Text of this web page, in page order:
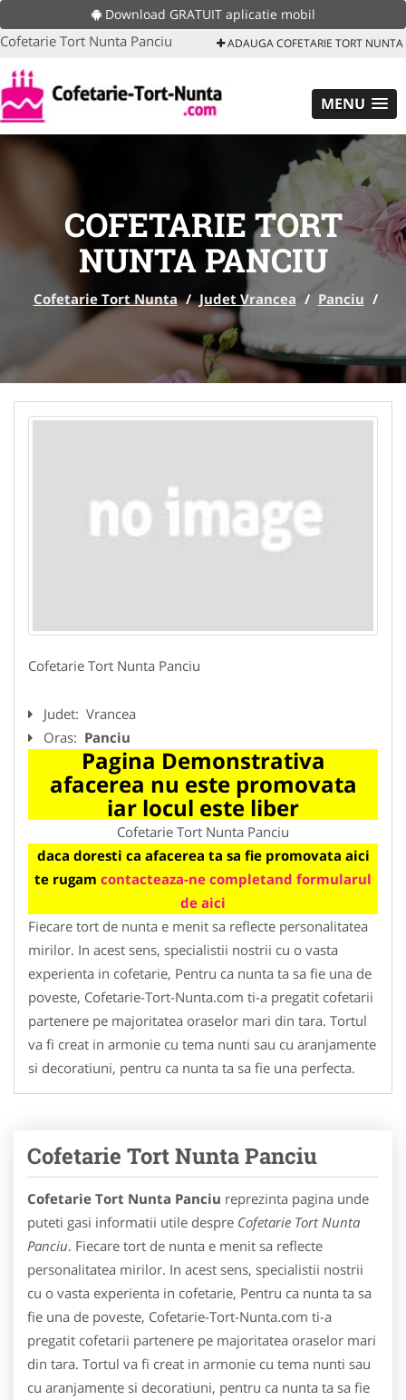
Download GRATUIT aplicatie mobil
Cofetarie Tort Nunta Panciu ADAUGA COFETARIE TORT NUNTA
MENU
COFETARIE TORT
NUNTA PANCIU
Cofetarie Tort Nunta / Judet Vrancea / Panciu /
Cofetarie Tort Nunta Panciu
Judet: Vrancea
Oras: Panciu
Pagina Demonstrativa
afacerea nu este promovata
iar locul este liber
Cofetarie Tort Nunta Panciu
daca doresti ca afacerea ta sa fie promovata aici
te rugam contacteaza-ne completand formularul
de aici
Fiecare tort de nunta e menit sa reflecte personalitatea
mirilor. In acest sens, specialistii nostrii cu o vasta
experienta in cofetarie, Pentru ca nunta ta sa fie una de
poveste, Cofetarie-Tort-Nunta.com ti-a pregatit cofetarii
partenere pe majoritatea oraselor mari din tara. Tortul
va fi creat in armonie cu tema nunti sau cu aranjamente
si decoratiuni, pentru ca nunta ta sa fie una perfecta.
Cofetarie Tort Nunta Panciu
Cofetarie Tort Nunta Panciu reprezinta pagina unde
puteti gasi informatii utile despre Cofetarie Tort Nunta
Panciu. Fiecare tort de nunta e menit sa reflecte
personalitatea mirilor. In acest sens, specialistii nostrii
cu o vasta experienta in cofetarie, Pentru ca nunta ta sa
fie una de poveste, Cofetarie-Tort-Nunta.com ti-a
pregatit cofetarii partenere pe majoritatea oraselor mari
din tara. Tortul va fi creat in armonie cu tema nunti sau
cu aranjamente si decoratiuni, pentru ca nunta ta sa fie